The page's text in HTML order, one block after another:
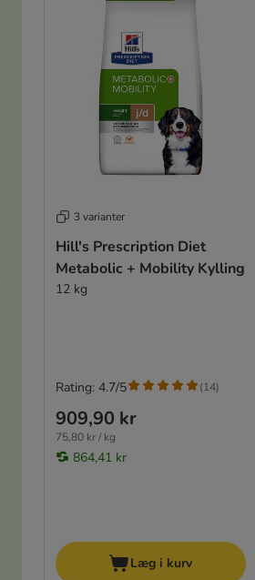
3 varianter
Hill's Prescription Diet
Metabolic + Mobility Kylling
12 kg
909,90 kr
75,80 kr / kg
864,41 kr
Rating: 4.7/5 (14)
Læg i kurv